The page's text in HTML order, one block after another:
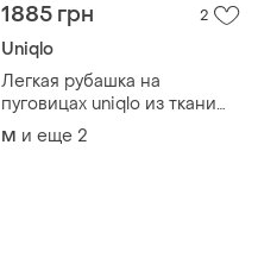
1885 грн 2
Uniqlo
Легкая рубашка на
пуговицах uniqlo из ткани
шамбре
M и еще 2